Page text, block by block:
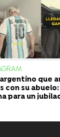
que
con su abuelo:
para un